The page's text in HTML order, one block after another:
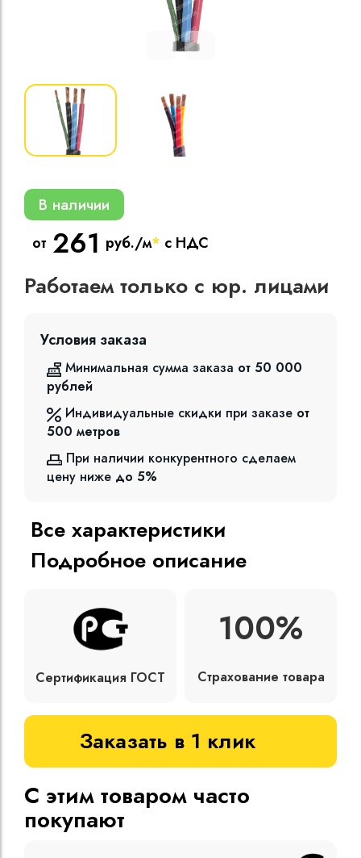
В наличии
от 261 руб./м* с НДС
Работаем только с юр. лицами
Условия заказа
Минимальная сумма заказа от 50 000
рублей
Индивидуальные скидки при заказе от
500 метров
При наличии конкурентного сделаем
цену ниже до 5%
Все характеристики
Подробное описание
Сертификация ГОСТ
100%
Страхование товара
Заказать в 1 клик
С этим товаром часто
покупают